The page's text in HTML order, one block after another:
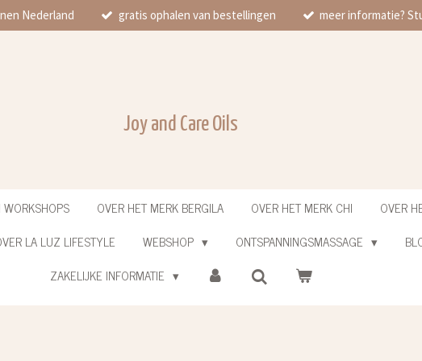
Nederland gratis ophalen van bestellingen meer informatie?
Joy and Care Oils
OVER HET MERK BERGILA OVER HET MERK CHI
OVER
LA LUZ LIFESTYLE WEBSHOP ONTSPANNINGSMASSAGE
ZAKELIJKE INFORMATIE